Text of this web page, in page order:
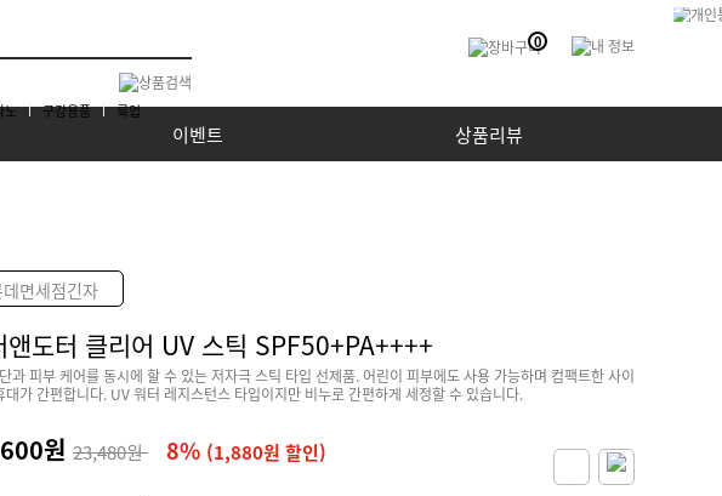
노 구강용품 룩업
0
이벤트 상품리뷰
면세점긴자
앤도터 클리어 UV 스틱 SPF50+PA++++
과 피부 케어를 동시에 할 수 있는 저자극 스틱 타입 선제품. 어린이 피부에도 사용 가능하며 컴팩트한 사이
대가 간편합니다. UV 워터 레지스턴스 타입이지만 비누로 간편하게 세정할 수 있습니다.
원 23,480원 8% (1,880원 할인)